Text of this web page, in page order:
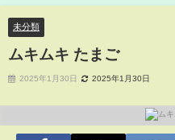
未分類
ムキムキ たまご
2025年1月30日 2025年1月30日